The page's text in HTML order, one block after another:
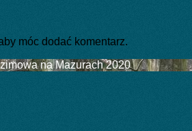
móc dodać komentarz.
na Mazurach 2020